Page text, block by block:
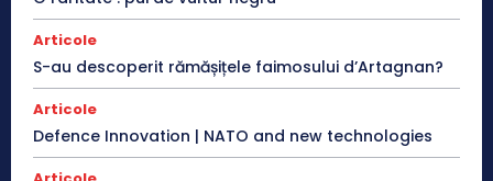
Articole
S-au descoperit rămășițele faimosului d’Artagnan?
Articole
Defence Innovation | NATO and new technologies